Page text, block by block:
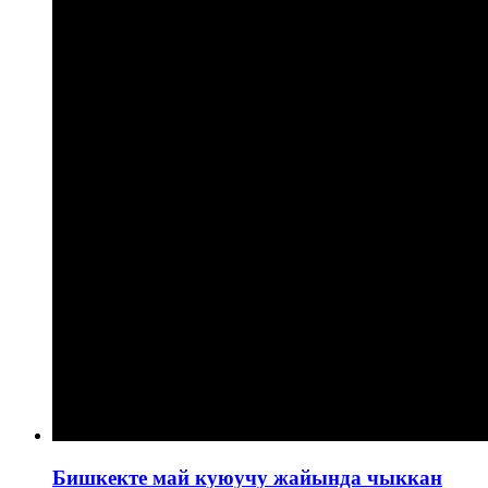
Бишкекте май куюучу жайында чыккан